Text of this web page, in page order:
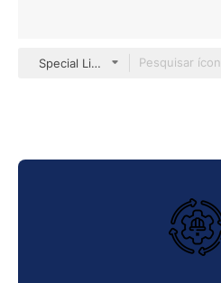
Special Lineal